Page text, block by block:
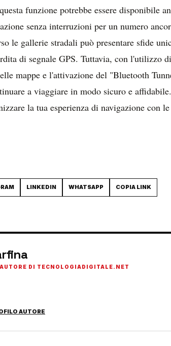
funzione potrebbe essere disponibile
senza interruzioni per un numero
le gallerie stradali può presentare sfide
di segnale GPS. Tuttavia, con l'utilizzo
mappe e l'attivazione del "Bluetooth
a viaggiare in modo sicuro e
la tua esperienza di navigazione con
LINKEDIN WHATSAPP COPIA LINK
DI TECNOLOGIADIGITALE.NET
AUTORE